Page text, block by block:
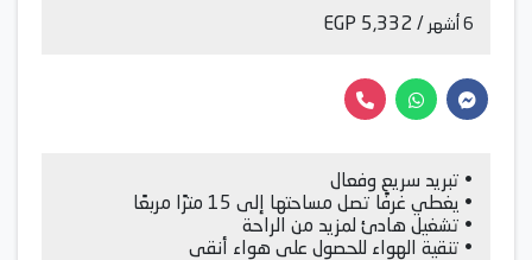
6 أشهر / 5,332 EGP
• تبريد سريع وفعال
• يغطي غرفًا تصل مساحتها إلى 15 مترًا مربعًا
• تشغيل هادئ لمزيد من الراحة
• تنقية الهواء للحصول على هواء أنقى